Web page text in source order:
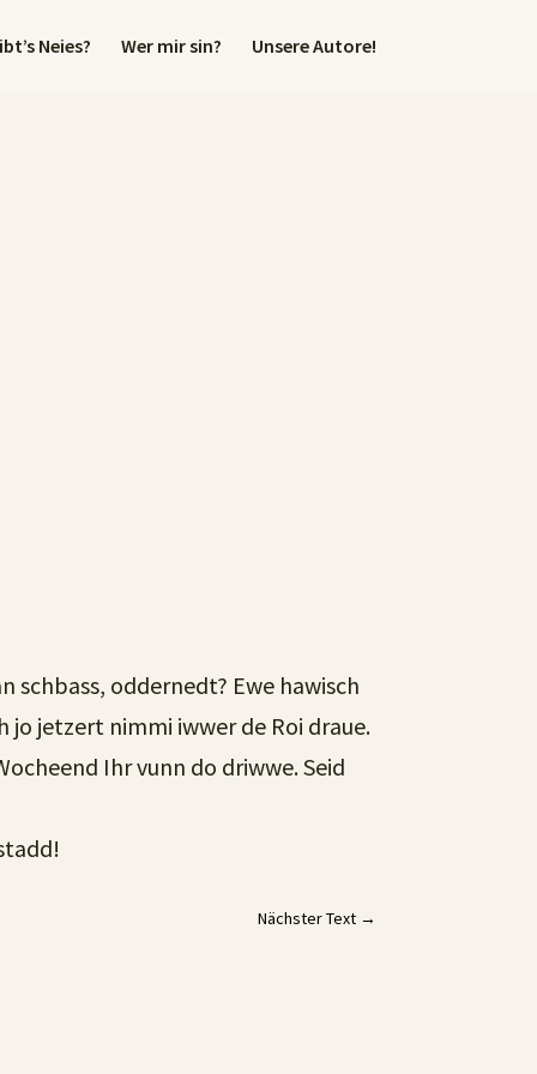
Neies? Wer mir sin? Unsere Autore!
schbass, oddernedt? Ewe hawisch
jo jetzert nimmi iwwer de Roi draue.
Ihr vunn do driwwe. Seid
Nächster Text→